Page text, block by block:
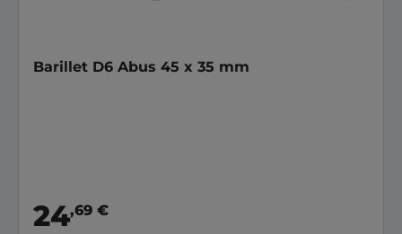
Barillet D6 Abus 45 x 35 mm
24,69 €